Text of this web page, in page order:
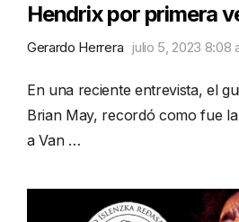
Hendrix por primera
Gerardo Herrera julio 5, 2023 8:08
En una reciente entrevista, el
Brian May, recordó como fue
a Van …